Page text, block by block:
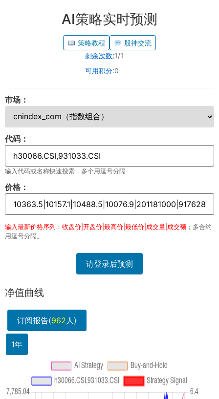
AI策略实时预测
策略教程
股神交流
剩余次数:1/1
可用积分:0
市场：
代码：
输入代码或名称快速搜索，多个用逗号分隔
价格：
输入最新价格序列：收盘价|开盘价|最高价|最低价|成交量|成交额 ；多合约
用逗号分隔。
请登录后预测
净值曲线
订阅报告(962人)
1年